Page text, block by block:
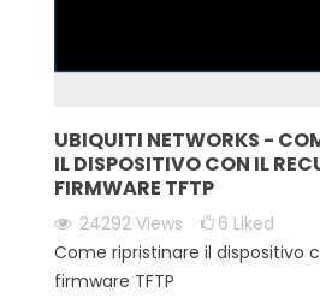
UBIQUITI NETWORKS -
IL DISPOSITIVO CON IL
FIRMWARE TFTP
24292 Views 6 Liked
Come ripristinare il dispositivo
firmware TFTP